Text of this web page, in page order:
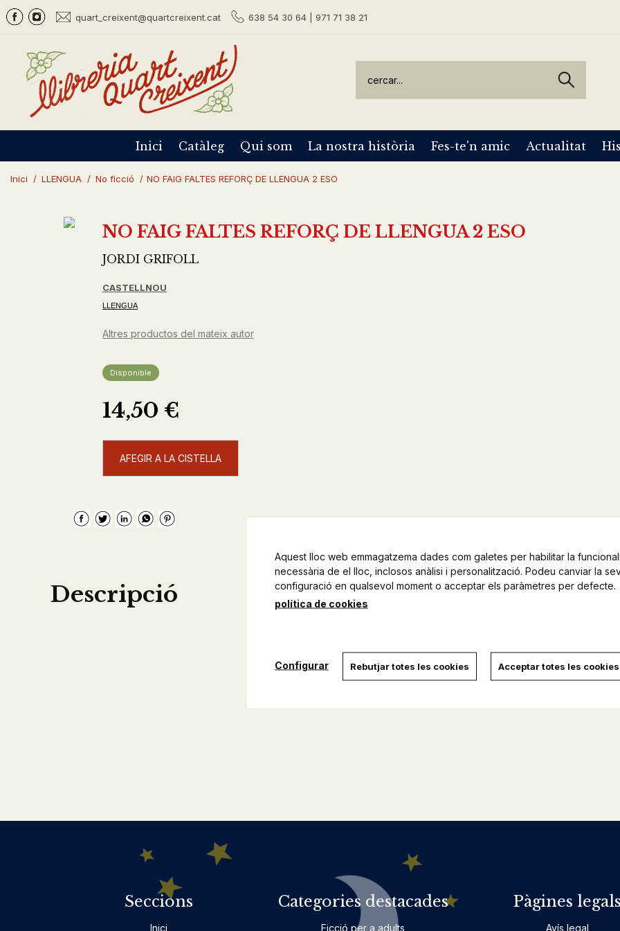
quart_creixent@quartcreixent.cat 638 54 30 64 | 971 71 38 21
Inici Catàleg Qui som La nostra història Fes-te'n amic Actualitat
Inici / LLENGUA / No ficció / NO FAIG FALTES REFORÇ DE LLENGUA 2 ESO
NO FAIG FALTES REFORÇ DE LLENGUA 2 ESO
JORDI GRIFOLL
CASTELLNOU
LLENGUA
Altres productos del mateix autor
Disponible
14,50 €
AFEGIR A LA CISTELLA
Descripció
Seccions
Inici
Categories destacades
Ficció per a adults
Pàgines legals
Avís legal
Aquest lloc web emmagatzema dades com galetes per habilitar la
necessària de el lloc, inclosos anàlisi i personalització. Podeu canviar la
configuració en qualsevol moment o acceptar els paràmetres per defecte.
política de cookies
Configurar Rebutjar totes les cookies Acceptar totes les cookies